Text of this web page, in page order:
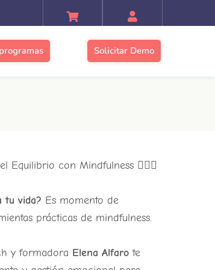
Solicitar Demo
Equilibrio con Mindfulness 🧘‍♀️✨
tu vida? Es momento de
prácticas de mindfulness.
y formadora Elena Alfaro te